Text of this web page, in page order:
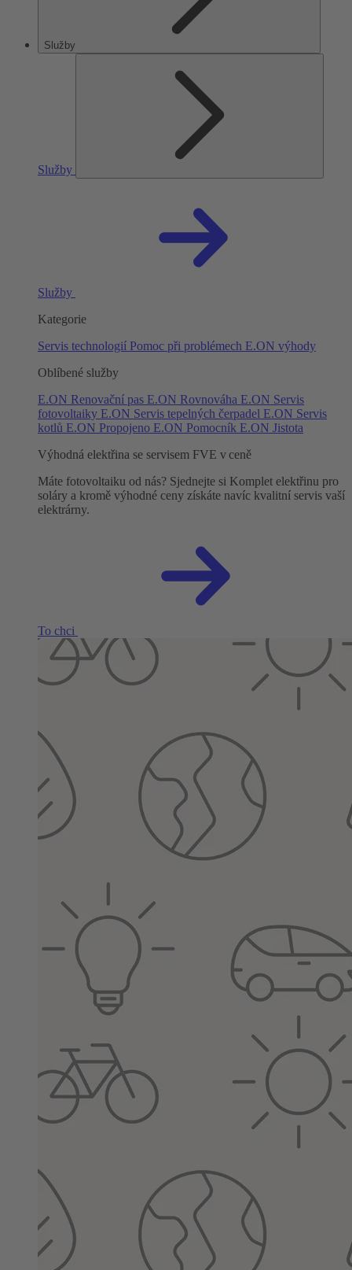
Služby
Služby
Služby
Kategorie
Servis technologií Pomoc při problémech E.ON výhody
Oblíbené služby
E.ON Renovační pas E.ON Rovnováha E.ON Servis
fotovoltaiky E.ON Servis tepelných čerpadel E.ON Servis
kotlů E.ON Propojeno E.ON Pomocník E.ON Jistota
Výhodná elektřina se servisem FVE v ceně
Máte fotovoltaiku od nás? Sjednejte si Komplet elektřinu pro
soláry a kromě výhodné ceny získáte navíc kvalitní servis vaší
elektrárny.
To chci